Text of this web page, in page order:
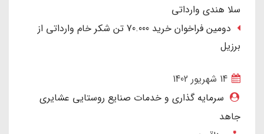
سلا هندی وارداتی
دومین فراخوان خرید 70.000 تن شکر خام وارداتی از
برزیل
سرمایه گذاری و خدمات صنایع روستایی عشایری
جاهد